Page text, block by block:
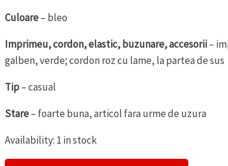
Culoare– bleo
Imprimeu, cordon, elastic, buzunare, accesorii–
galben, verde; cordon roz cu lame, la partea de sus
Tip– casual
Stare– foarte buna, articol fara urme de uzura
Availability: 1 in stock